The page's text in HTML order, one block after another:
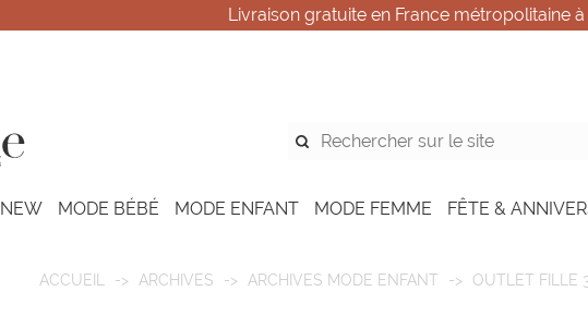
Livraison gratuite en France métropolitaine
NEW MODE BÉBÉ MODE ENFANT MODE FEMME FÊTE &
ACCUEIL ARCHIVES ARCHIVES MODE ENFANT OUTLET FILLE